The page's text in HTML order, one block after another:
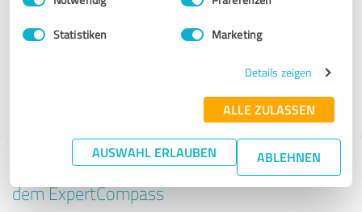
Statistiken Marketing
Details zeigen
ALLE ZULASSEN
AUSWAHL ERLAUBEN ABLEHNEN
Rechtsanwalt Dr. Gero Bathke
Tipp: Die passenden Experten finden - mit
dem ExpertCompass